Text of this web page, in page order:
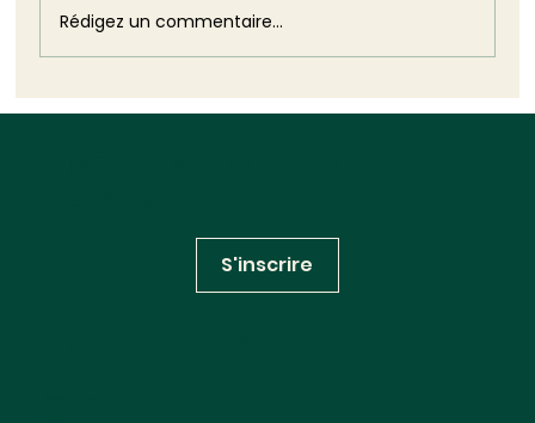
son silence : elle révèle, dans toute sa
brutalité, l'impuissance structurelle
Rédigez un commentaire...
S'inscrire